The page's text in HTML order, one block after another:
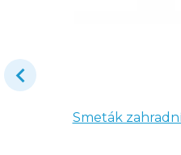
Smeták